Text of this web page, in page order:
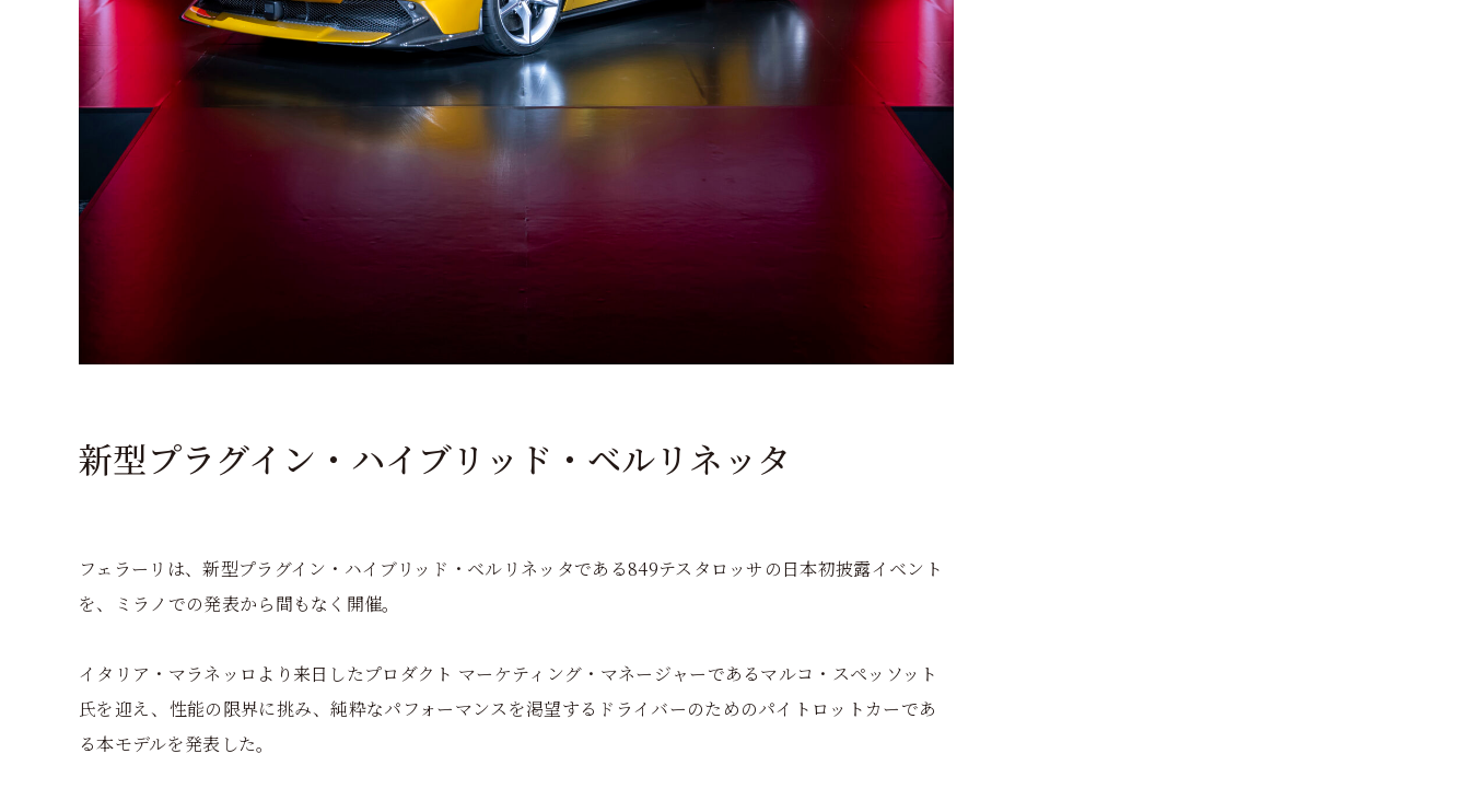
新型プラグイン・ハイブリッド・ベルリネッタ
フェラーリは、新型プラグイン・ハイブリッド・ベルリネッタである849テスタロッサの日本初披露イベント
を、ミラノでの発表から間もなく開催。
イタリア・マラネッロより来日したプロダクト マーケティング・マネージャーであるマルコ・スペッソット
氏を迎え、性能の限界に挑み、純粋なパフォーマンスを渇望するドライバーのためのパイトロットカーであ
る本モデルを発表した。